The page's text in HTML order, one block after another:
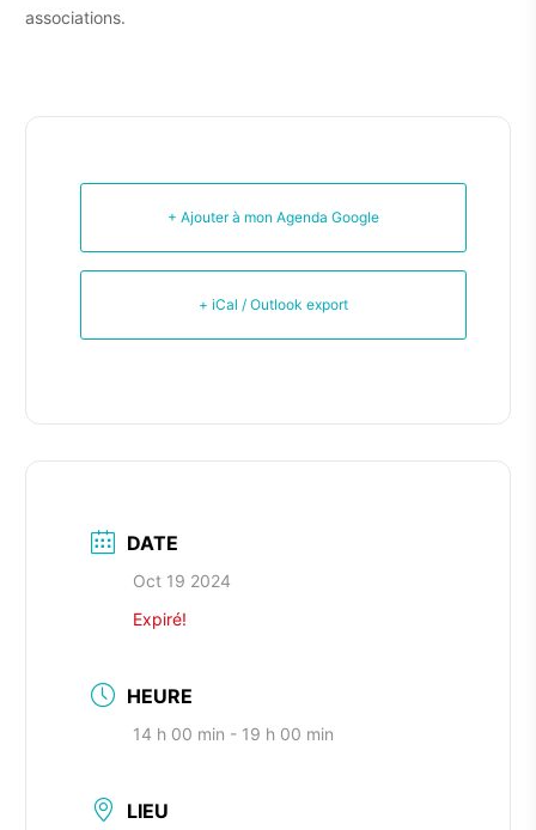
associations.
+ Ajouter à mon Agenda Google
+ iCal / Outlook export
DATE
Oct 19 2024
Expiré!
HEURE
14 h 00 min - 19 h 00 min
LIEU